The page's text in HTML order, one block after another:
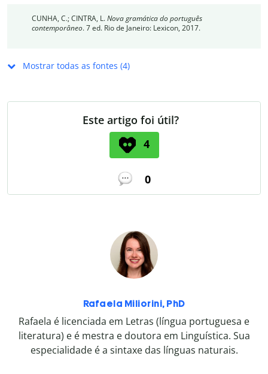
CUNHA, C.; CINTRA, L.Nova gramática do português
contemporâneo. 7 ed. Rio de Janeiro: Lexicon, 2017.
Mostrar todas as fontes (4)
Este artigo foi útil?
4
0
Rafaela Miliorini, PhD
Rafaela é licenciada em Letras (língua portuguesa e
literatura) e é mestra e doutora em Linguística. Sua
especialidade é a sintaxe das línguas naturais.